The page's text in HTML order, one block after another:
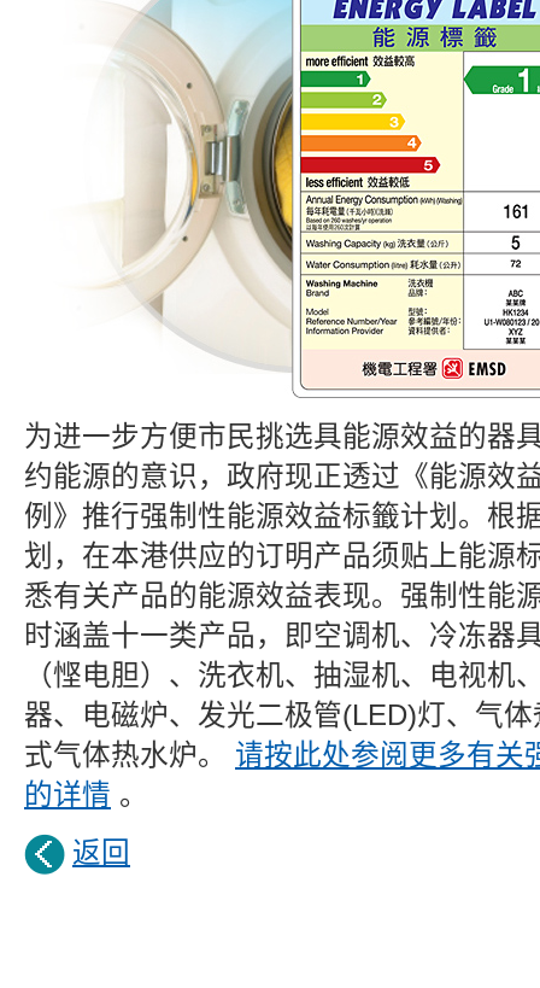
为进一步方便市民挑选具能源效益的器
约能源的意识，政府现正透过《能源效
例》推行强制性能源效益标籤计划。根
划，在本港供应的订明产品须贴上能源
悉有关产品的能源效益表现。强制性能
时涵盖十一类产品，即空调机、冷冻器
（悭电胆）、洗衣机、抽湿机、电视机
器、电磁炉、发光二极管(LED)灯、气
式气体热水炉。
请按此处参阅更多有关
的详情 。
返回